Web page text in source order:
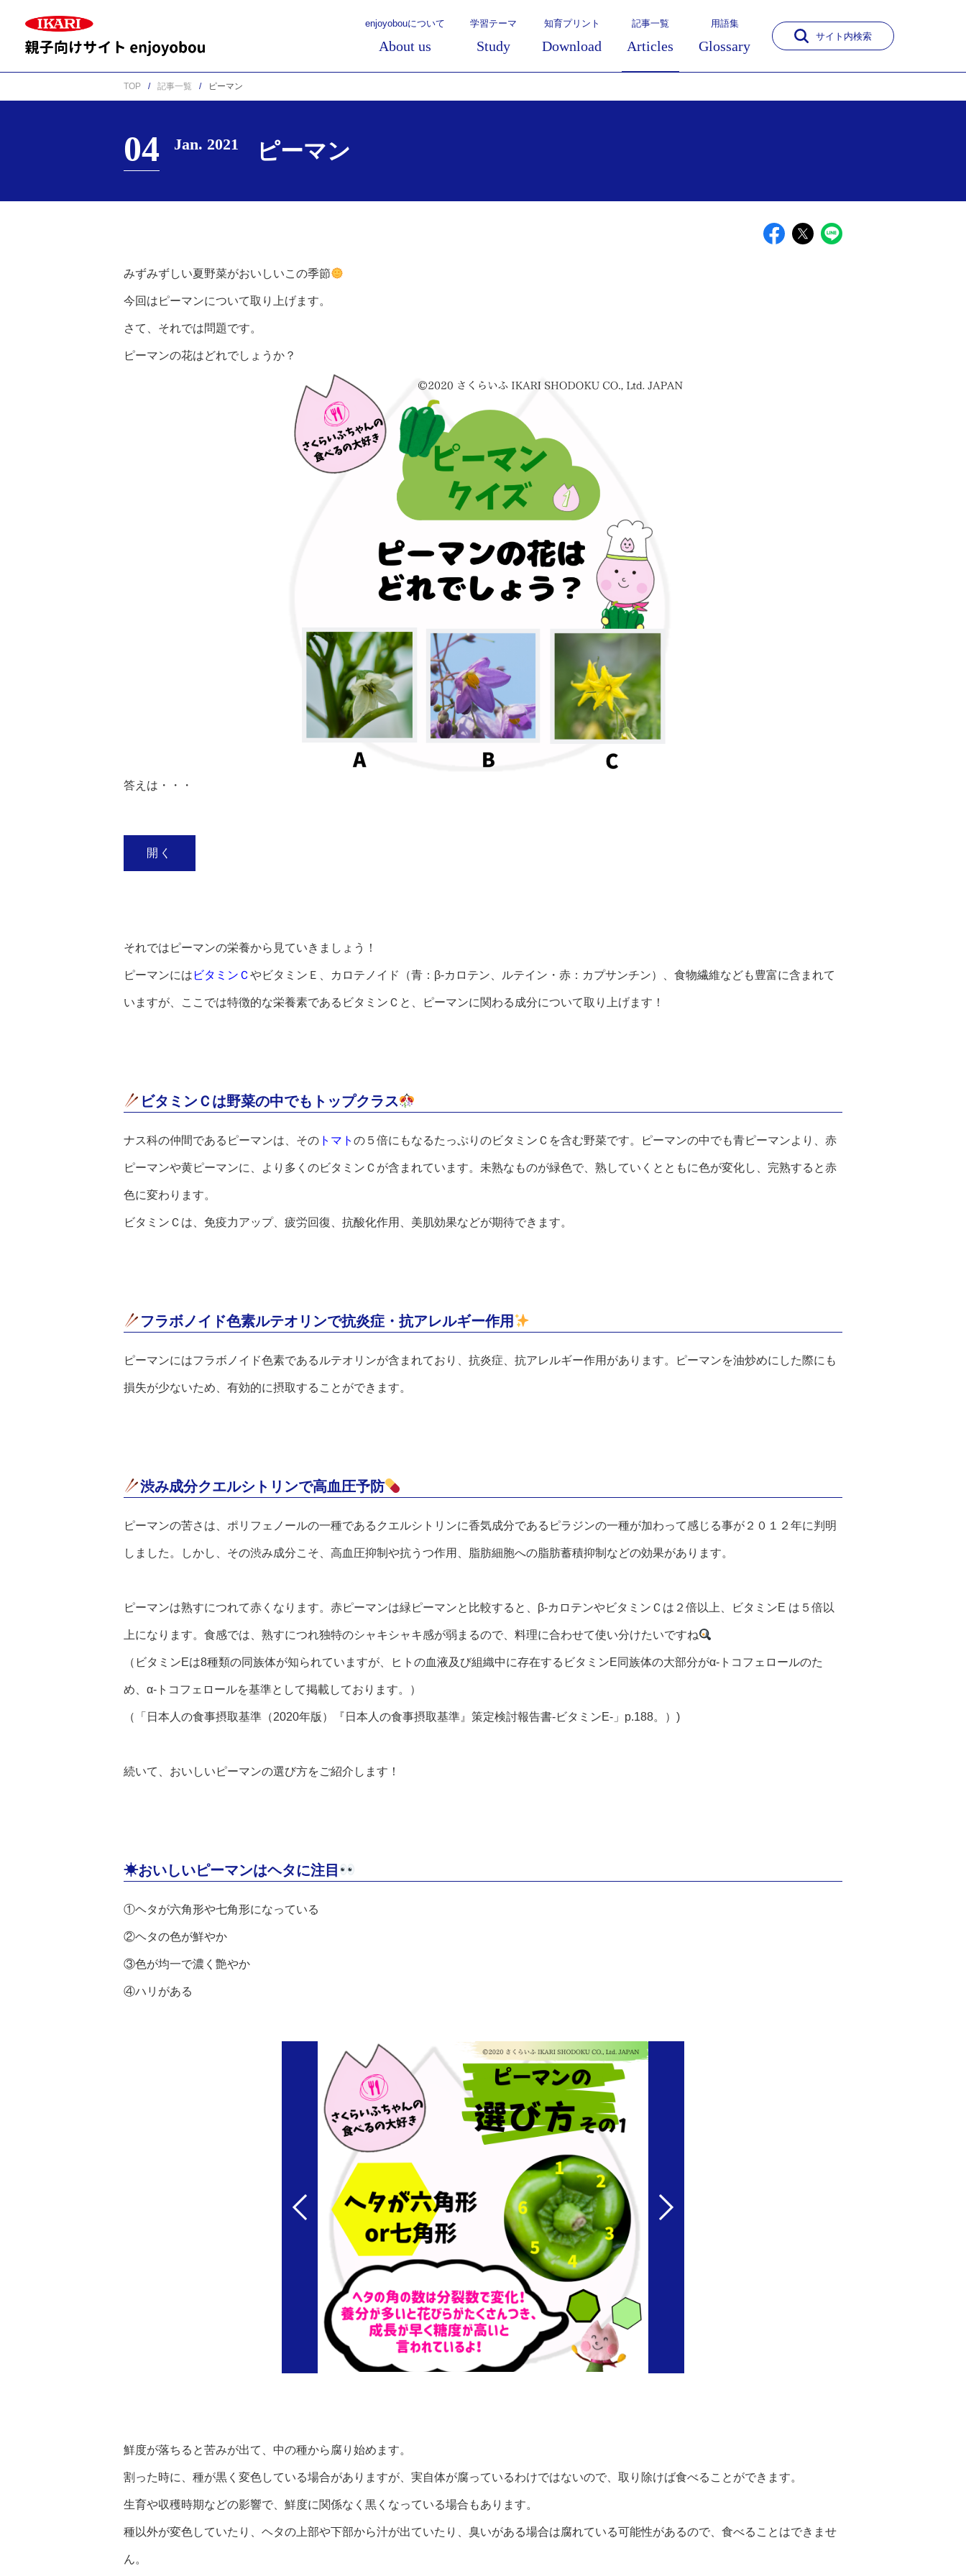
enjoyobouについて
About us
学習テーマ
Study
知育プリント
Download
記事一覧
Articles
用語集
Glossary
サイト内検索
TOP 記事一覧 ピーマン
04 Jan. 2021 ピーマン
みずみずしい夏野菜がおいしいこの季節
今回はピーマンについて取り上げます。
さて、それでは問題です。
ピーマンの花はどれでしょうか？
答えは・・・
開く
それではピーマンの栄養から見ていきましょう！
ピーマンには ビタミンＣ やビタミンＥ、カロテノイド（青：β-カロテン、ルテイン・赤：カプサンチン）、食物繊維なども豊富に含まれて
いますが、ここでは特徴的な栄養素であるビタミンＣと、ピーマンに関わる成分について取り上げます！
ビタミンＣは野菜の中でもトップクラス
ナス科の仲間であるピーマンは、その トマト の５倍にもなるたっぷりのビタミンＣを含む野菜です。ピーマンの中でも青ピーマンより、赤
ピーマンや黄ピーマンに、より多くのビタミンＣが含まれています。未熟なものが緑色で、熟していくとともに色が変化し、完熟すると赤
色に変わります。
ビタミンＣは、免疫力アップ、疲労回復、抗酸化作用、美肌効果などが期待できます。
フラボノイド色素ルテオリンで抗炎症・抗アレルギー作用
ピーマンにはフラボノイド色素であるルテオリンが含まれており、抗炎症、抗アレルギー作用があります。ピーマンを油炒めにした際にも
損失が少ないため、有効的に摂取することができます。
渋み成分クエルシトリンで高血圧予防
ピーマンの苦さは、ポリフェノールの一種であるクエルシトリンに香気成分であるピラジンの一種が加わって感じる事が２０１２年に判明
しました。しかし、その渋み成分こそ、高血圧抑制や抗うつ作用、脂肪細胞への脂肪蓄積抑制などの効果があります。
ピーマンは熟すにつれて赤くなります。赤ピーマンは緑ピーマンと比較すると、β-カロテンやビタミンＣは２倍以上、ビタミンE は５倍以
上になります。食感では、熟すにつれ独特のシャキシャキ感が弱まるので、料理に合わせて使い分けたいですね
（ビタミンEは8種類の同族体が知られていますが、ヒトの血液及び組織中に存在するビタミンE同族体の大部分がα‐トコフェロールのた
め、α‐トコフェロールを基準として掲載しております。）
（「日本人の食事摂取基準（2020年版）『日本人の食事摂取基準』策定検討報告書-ビタミンE-」p.188。）)
続いて、おいしいピーマンの選び方をご紹介します！
☀おいしいピーマンはヘタに注目
①ヘタが六角形や七角形になっている
②ヘタの色が鮮やか
③色が均一で濃く艶やか
④ハリがある
鮮度が落ちると苦みが出て、中の種から腐り始めます。
割った時に、種が黒く変色している場合がありますが、実自体が腐っているわけではないので、取り除けば食べることができます。
生育や収穫時期などの影響で、鮮度に関係なく黒くなっている場合もあります。
種以外が変色していたり、ヘタの上部や下部から汁が出ていたり、臭いがある場合は腐れている可能性があるので、食べることはできませ
ん。